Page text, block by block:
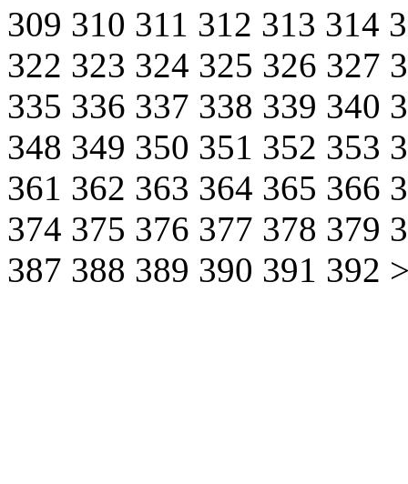
309 310 311 312 313 314
322 323 324 325 326 327
335 336 337 338 339 340
348 349 350 351 352 353
361 362 363 364 365 366
374 375 376 377 378 379
387 388 389 390 391 392